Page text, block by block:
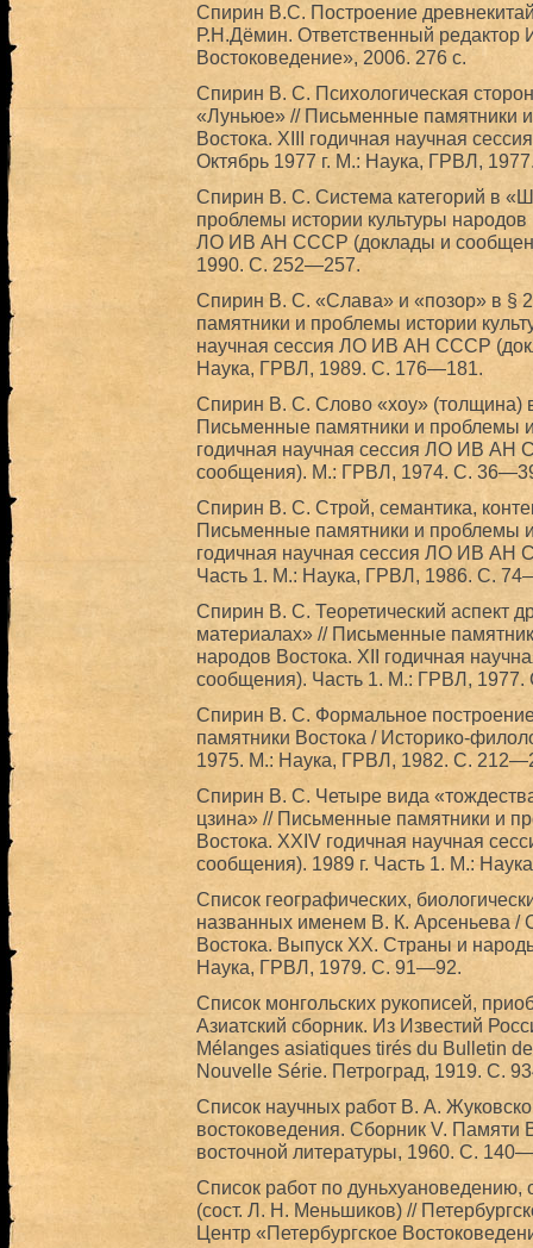
Спирин В.С. Построение
Р.Н.Дёмин. Ответственный
Востоковедение», 2006. 276 с.
Спирин В. С. Психологическая
«Луньюе» // Письменные памятники
Востока. XIII годичная научная
Октябрь 1977 г. М.: Наука, ГРВЛ,
Спирин В. С. Система категорий в
проблемы истории культуры народов
ЛО ИВ АН СССР (доклады и
1990. С. 252—257.
Спирин В. С. «Слава» и «позор» в §
памятники и проблемы истории
научная сессия ЛО ИВ АН СССР
Наука, ГРВЛ, 1989. С. 176—181.
Спирин В. С. Слово «хоу» (толщина)
Письменные памятники и проблемы
годичная научная сессия ЛО ИВ АН
сообщения). М.: ГРВЛ, 1974. С.
Спирин В. С. Строй, семантика,
Письменные памятники и проблемы
годичная научная сессия ЛО ИВ АН
Часть 1. М.: Наука, ГРВЛ, 1986. С.
Спирин В. С. Теоретический аспект
материалах» // Письменные
народов Востока. XII годичная
сообщения). Часть 1. М.: ГРВЛ,
Спирин В. С. Формальное
памятники Востока / Историко-
1975. М.: Наука, ГРВЛ, 1982. С.
Спирин В. С. Четыре вида
цзина» // Письменные памятники и
Востока. XXIV годичная научная
сообщения). 1989 г. Часть 1. М.:
Список географических,
названных именем В. К. Арсеньева /
Востока. Выпуск XX. Страны и
Наука, ГРВЛ, 1979. С. 91—92.
Список монгольских рукописей,
Азиатский сборник. Из Известий
Mélanges asiatiques tirés du Bulletin
Nouvelle Série. Петроград, 1919. С.
Список научных работ В. А.
востоковедения. Сборник V. Памяти
восточной литературы, 1960. С.
Список работ по
(сост. Л. Н. Меньшиков) //
Центр «Петербургское